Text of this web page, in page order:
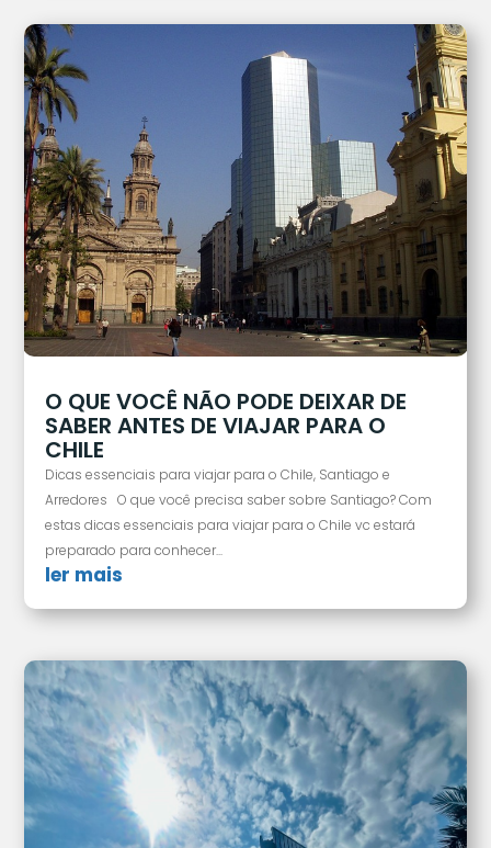
O QUE VOCÊ NÃO PODE DEIXAR DE
SABER ANTES DE VIAJAR PARA O
CHILE
Dicas essenciais para viajar para o Chile, Santiago e
Arredores O que você precisa saber sobre Santiago? Com
estas dicas essenciais para viajar para o Chile vc estará
preparado para conhecer...
ler mais